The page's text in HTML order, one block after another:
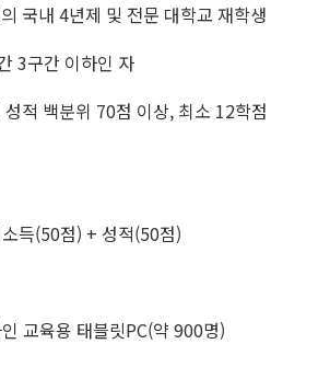
국내 4년제 및 전문 대학교 재학생
3구간 이하인 자
적 백분위 70점 이상, 최소 12학점
득(50점) + 성적(50점)
교육용 태블릿PC(약 900명)